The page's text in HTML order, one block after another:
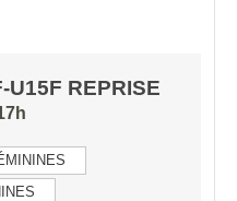
U15F REPRISE